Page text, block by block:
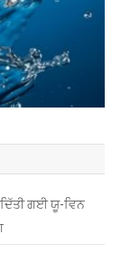
ਗਈ ਯੂ-ਵਿਨ